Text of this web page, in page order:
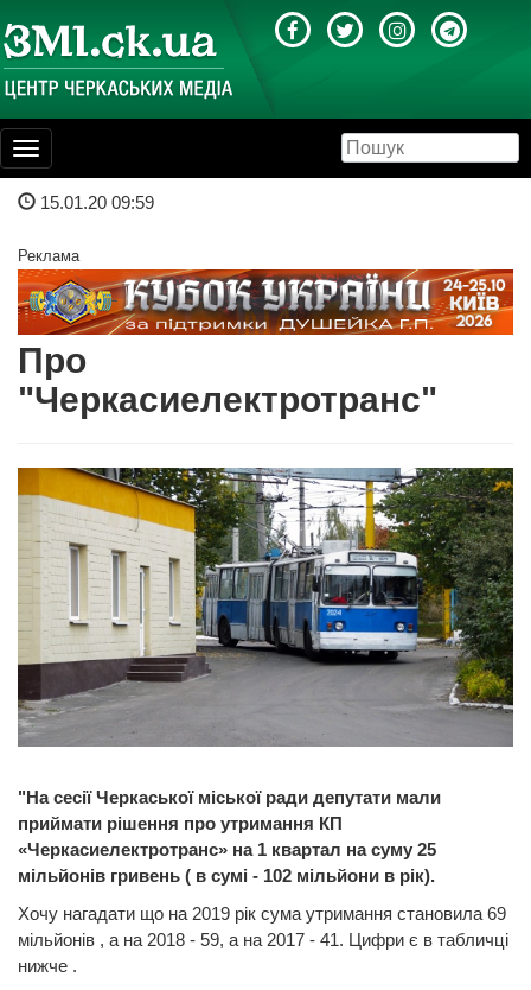
Toggle
navigation
15.01.20 09:59
Реклама
Про
"Черкасиелектротранс"
"На сесії Черкаської міської ради депутати мали
приймати рішення про утримання КП
«Черкасиелектротранс» на 1 квартал на суму 25
мільйонів гривень ( в сумі - 102 мільйони в рік).
Хочу нагадати що на 2019 рік сума утримання становила 69
мільйонів , а на 2018 - 59, а на 2017 - 41. Цифри є в табличці
нижче .